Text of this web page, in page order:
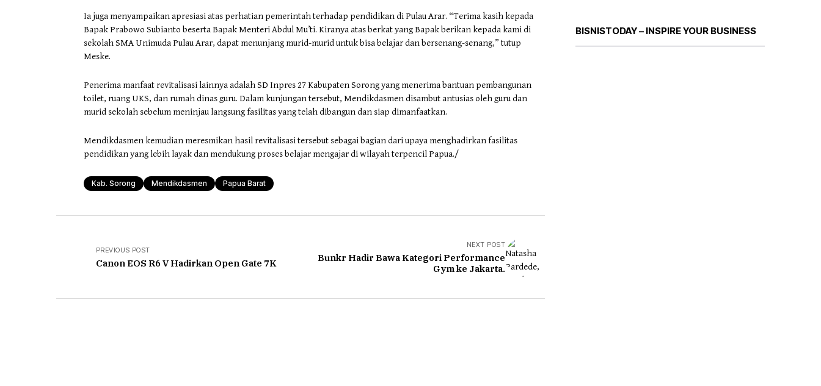
Ia juga menyampaikan apresiasi atas perhatian pemerintah terhadap pendidikan di Pulau Arar. “Terima kasih kepada
Bapak Prabowo Subianto beserta Bapak Menteri Abdul Mu’ti. Kiranya atas berkat yang Bapak berikan kepada kami di
sekolah SMA Unimuda Pulau Arar, dapat menunjang murid-murid untuk bisa belajar dan bersenang-senang,” tutup
Meske.
Penerima manfaat revitalisasi lainnya adalah SD Inpres 27 Kabupaten Sorong yang menerima bantuan pembangunan
toilet, ruang UKS, dan rumah dinas guru. Dalam kunjungan tersebut, Mendikdasmen disambut antusias oleh guru dan
murid sekolah sebelum meninjau langsung fasilitas yang telah dibangun dan siap dimanfaatkan.
Mendikdasmen kemudian meresmikan hasil revitalisasi tersebut sebagai bagian dari upaya menghadirkan fasilitas
pendidikan yang lebih layak dan mendukung proses belajar mengajar di wilayah terpencil Papua./
Kab. Sorong Mendikdasmen Papua Barat
PREVIOUS POST
Canon EOS R6 V Hadirkan Open Gate 7K
NEXT POST
Bunkr Hadir Bawa Kategori Performance
Gym ke Jakarta.
BISNISTODAY – INSPIRE YOUR BUSINESS